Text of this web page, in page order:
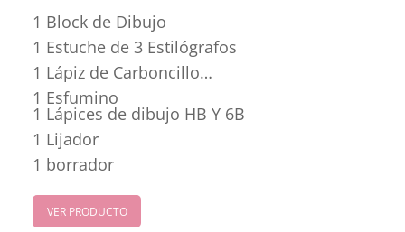
1 Block de Dibujo
1 Estuche de 3 Estilógrafos
1 Lápiz de Carboncillo
1 Esfumino
1 Lápices de dibujo HB Y 6B
1 Lijador
1 borrador
VER PRODUCTO